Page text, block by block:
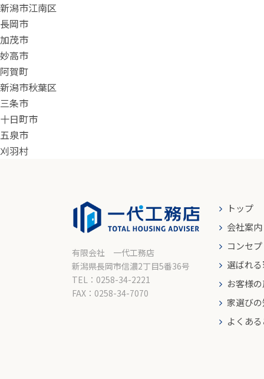
新潟市江南区
長岡市
加茂市
妙高市
阿賀町
新潟市秋葉区
三条市
十日町市
五泉市
刈羽村
有限会社 一代工務店
新潟県長岡市信濃2丁目5番36号
TEL：0258-34-2221
FAX：0258-34-7070
トップ
会社案内
コンセプ
選ばれ
お客様
家選び
よくあ